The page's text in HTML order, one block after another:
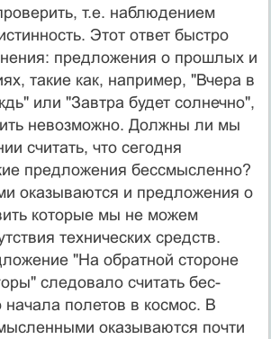
т.е. наблюдением
Этот ответ быстро
предложения о прошлых и
такие как, например, "Вчера в
или "Завтра будет солнечно",
невозможно. Должны ли мы
считать, что сегодня
предложения бессмысленно?
оказываются и предложения о
которые мы не можем
технических средств.
"На обратной стороне
следовало считать бес­
полетов в космос. В
оказываются почти